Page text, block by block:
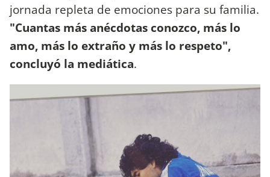
jornada repleta de emociones para su familia.
"Cuantas más anécdotas conozco, más lo
amo, más lo extraño y más lo respeto",
concluyó la mediática.